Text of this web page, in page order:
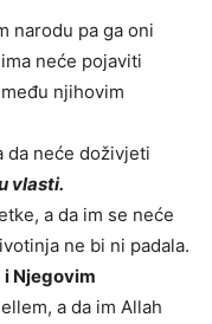
narodu pa ga oni
neće pojaviti
njihovim
da neće doživjeti
vlasti.
a da im se neće
ne bi ni padala.
Njegovim
a da im Allah